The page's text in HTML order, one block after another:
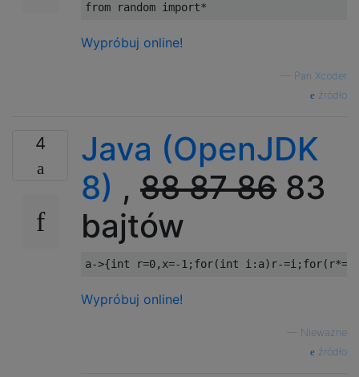
from random import*
Wypróbuj online!
Pan Xcoder
źródło
4
Java (OpenJDK
8) , 888786 83
bajtów
a->{int r=0, x=-1 ; for(int i : a) r-=i ; for( r*=
Wypróbuj online!
Nieważne
źródło